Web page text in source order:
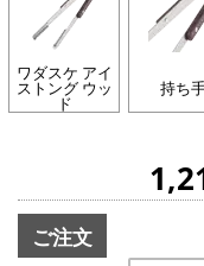
ワダスケ アイ
ストング ウッ
ド
持ち
ご注文